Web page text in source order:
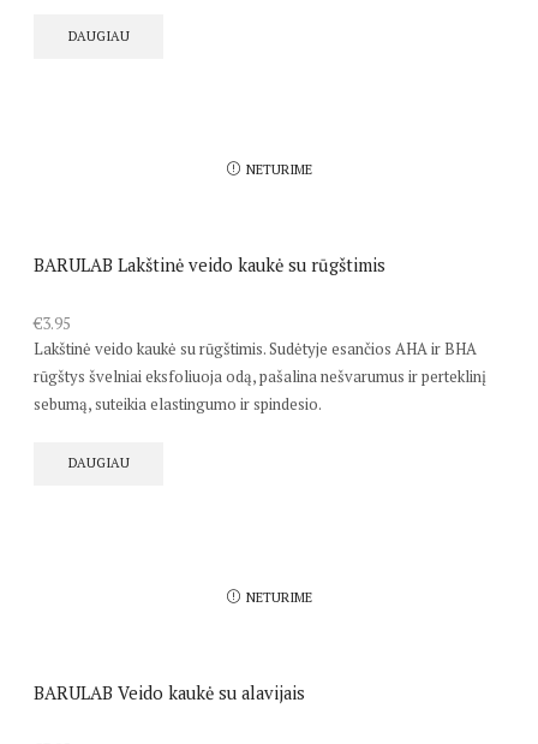
DAUGIAU
NETURIME
BARULAB Lakštinė veido kaukė su rūgštimis
€3.95
Lakštinė veido kaukė su rūgštimis. Sudėtyje esančios AHA ir BHA
rūgštys švelniai eksfoliuoja odą, pašalina nešvarumus ir perteklinį
sebumą, suteikia elastingumo ir spindesio.
DAUGIAU
NETURIME
BARULAB Veido kaukė su alavijais